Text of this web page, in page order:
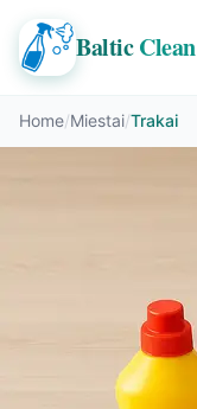
Baltic Clean
Home/Miestai/Trakai